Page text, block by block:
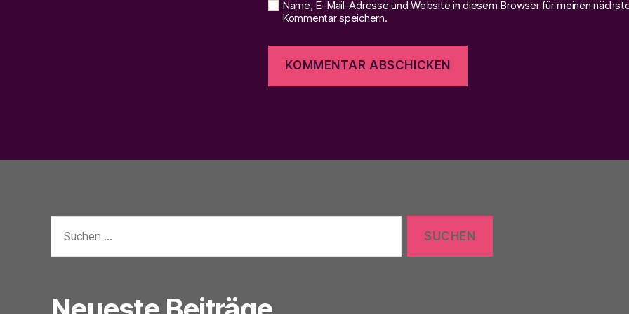
Name, E-Mail-Adresse und Website in diesem Browser für meinen
Kommentar speichern.
nach: